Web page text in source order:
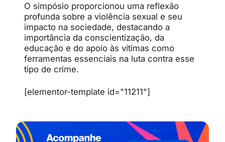
O simpósio proporcionou uma reflexão
profunda sobre a violência sexual e seu
impacto na sociedade, destacando a
importância da conscientização, da
educação e do apoio às vítimas como
ferramentas essenciais na luta contra esse
tipo de crime.
[elementor-template id="11211"]